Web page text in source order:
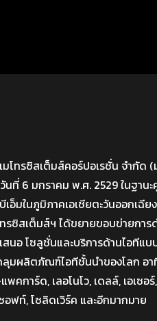
มโทรซิสเต็มส์คอร์ปอเรชั่น จำกัด
นที่ 6 มกราคม พ.ศ. 2529 ในฐานะ
เอ็มในภูมิภาคเอเชียตะวันออกเฉี
ทรซิสเต็มส์ฯ ได้ขยายขอบข่ายการ
สนอ โซลูชั่นและบริการด้านไอทีแบ
มผลิตภัณฑ์ไอทีชั้นนำของโลก อา
พคการ์ด, เลอโนโว, เดลล์, เอเซอ
อฟท์, โซลิดเวิร์ค และอีกมากมาย